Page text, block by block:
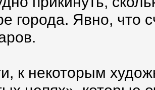
города. Явно, что
к некоторым